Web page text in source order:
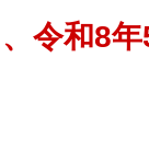
令和8